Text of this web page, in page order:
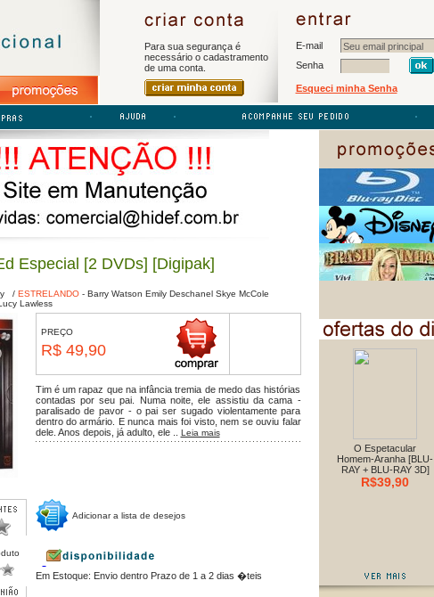
Para sua segurança é
necessário o cadastramento
de uma conta.
E-mail
Senha
Esqueci minha Senha
Especial [2 DVDs] [Digipak]
/ ESTRELANDO- Barry Watson Emily DeschanelSkye McCole
Lawless
PREÇO
R$ 49,90
Tim é um rapaz que na infância tremia de medo das histórias
contadas por seu pai. Numa noite, ele assistiu da cama -
paralisado de pavor - o pai ser sugado violentamente para
dentro do armário. E nunca mais foi visto, nem se ouviu falar
dele. Anos depois, já adulto, ele .. Leia mais
Adicionar a lista de desejos
Em Estoque: Envio dentro Prazo de 1 a 2 dias �teis
O Espetacular
Homem-Aranha [BLU-
RAY + BLU-RAY 3D]
R$39,90